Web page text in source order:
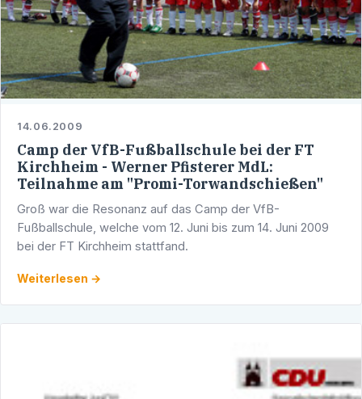
14.06.2009
Camp der VfB-Fußballschule bei der FT
Kirchheim - Werner Pfisterer MdL:
Teilnahme am "Promi-Torwandschießen"
Groß war die Resonanz auf das Camp der VfB-
Fußballschule, welche vom 12. Juni bis zum 14. Juni 2009
bei der FT Kirchheim stattfand.
Weiterlesen →